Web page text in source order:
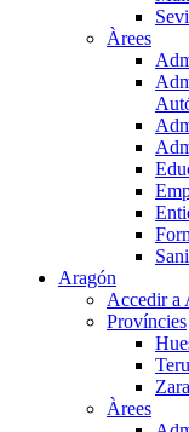
Àrees
Aragón
Accedir a
Províncies
Àrees